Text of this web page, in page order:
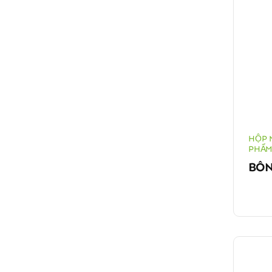
HỘP